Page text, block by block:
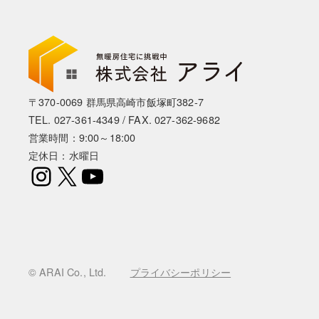
〒370-0069 群馬県高崎市飯塚町382-7
TEL. 027-361-4349/ FAX. 027-362-9682
営業時間：9:00～18:00
定休日：水曜日
Instagram
X YouTube
© ARAI Co., Ltd. プライバシーポリシー